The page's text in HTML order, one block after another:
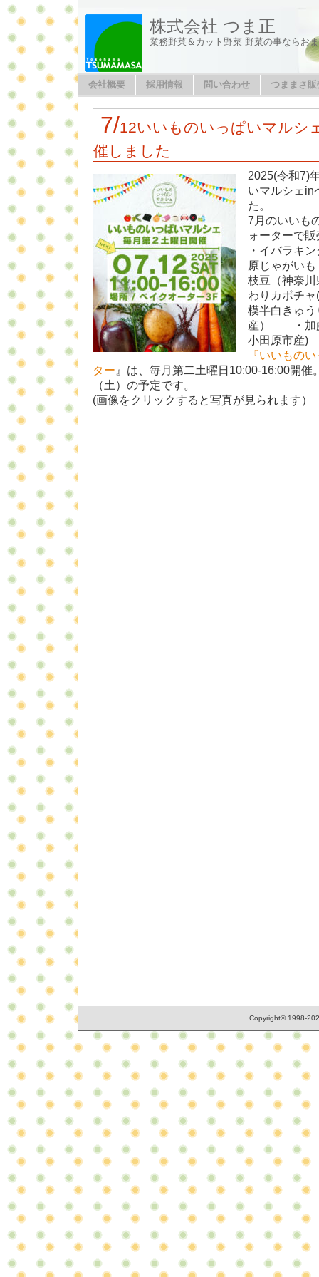
株式会社 つま正
業務野菜＆カット野菜 野菜の事ならお
会社概要 採用情報 問い合わせ つままさ
7/12いいものいっぱいマルシ
催しました
2025(令和7)
いマルシェin
た。
7月のいいも
ォーターで
・イバラキ
原じゃがい
枝豆（神奈
わりカボチ
模半白きゅ
産） ・加藤
小田原市産)
『いいもの
ター 』は、毎月第二土曜日10:00-16:00開催
（土）の予定です。
(画像をクリックすると写真が見られます）
Copyright© 1998-